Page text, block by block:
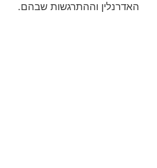
האדרנלין וההתרגשות שבהם.